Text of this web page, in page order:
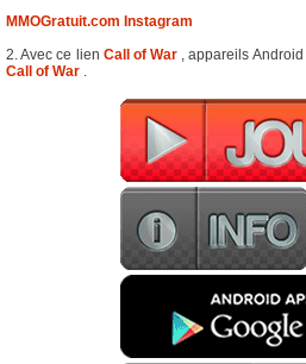
MMOGratuit.com Instagram
2. Avec ce lien Call of War , appareils Android
Call of War .